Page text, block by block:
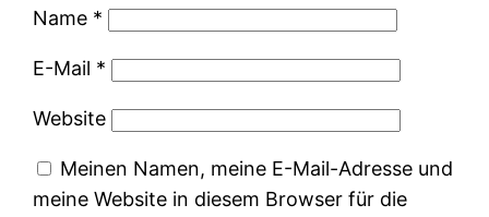
Name *
E-Mail *
Website
Meinen Namen, meine E-Mail-Adresse und
meine Website in diesem Browser für die